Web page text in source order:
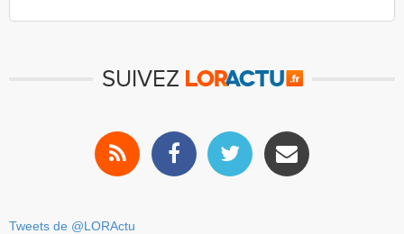
SUIVEZ
Tweets de @LORActu